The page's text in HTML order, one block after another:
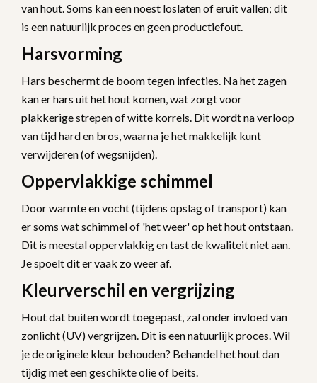
van hout. Soms kan een noest loslaten of eruit vallen; dit
is een natuurlijk proces en geen productiefout.
Harsvorming
Hars beschermt de boom tegen infecties. Na het zagen
kan er hars uit het hout komen, wat zorgt voor
plakkerige strepen of witte korrels. Dit wordt na verloop
van tijd hard en bros, waarna je het makkelijk kunt
verwijderen (of wegsnijden).
Oppervlakkige schimmel
Door warmte en vocht (tijdens opslag of transport) kan
er soms wat schimmel of 'het weer' op het hout ontstaan.
Dit is meestal oppervlakkig en tast de kwaliteit niet aan.
Je spoelt dit er vaak zo weer af.
Kleurverschil en vergrijzing
Hout dat buiten wordt toegepast, zal onder invloed van
zonlicht (UV) vergrijzen. Dit is een natuurlijk proces. Wil
je de originele kleur behouden? Behandel het hout dan
tijdig met een geschikte olie of beits.